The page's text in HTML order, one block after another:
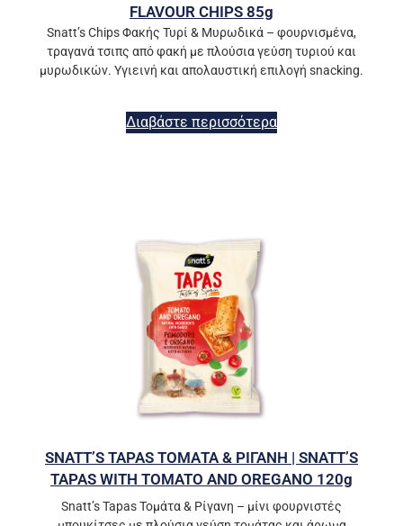
FLAVOUR CHIPS 85g
Snatt’s Chips Φακής Τυρί & Μυρωδικά – φουρνισμένα,
τραγανά τσιπς από φακή με πλούσια γεύση τυριού και
μυρωδικών. Υγιεινή και απολαυστική επιλογή snacking.
Διαβάστε περισσότερα
SNATT’S TAPAS ΤΟΜΑΤΑ & ΡΙΓΑΝΗ | SNATT’S
TAPAS WITH TOMATO AND OREGANO 120g
Snatt’s Tapas Τομάτα & Ρίγανη – μίνι φουρνιστές